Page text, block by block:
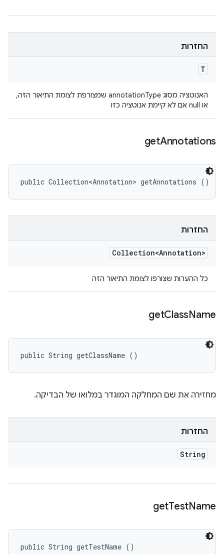
החזרות
T
האנוטציה מסוג annotationType שמצורפת לצומת התיאור הזה,
או null אם לא קיימת אנוטציה כזו
getAnnotations
public Collection<Annotation> getAnnotations ()
החזרות
Collection<Annotation>
כל ההערות שצורפו לצומת התיאור הזה
getClassName
public String getClassName ()
מחזירה את שם המחלקה המוגדר במלואו של הבדיקה.
החזרות
String
getTestName
public String getTestName ()